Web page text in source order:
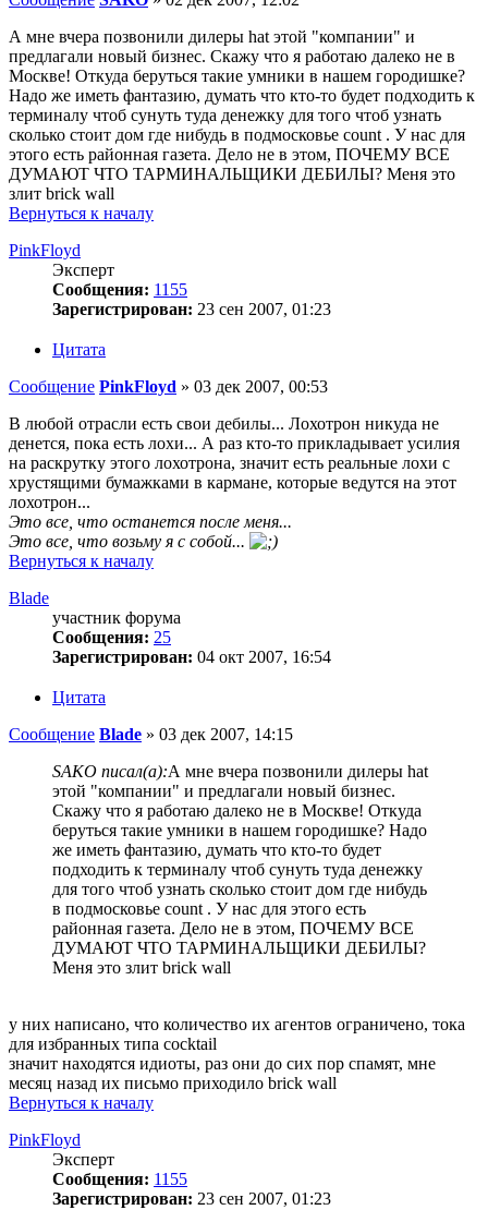
А мне вчера позвонили дилеры hat этой "компании" и
предлагали новый бизнес. Скажу что я работаю далеко не в
Москве! Откуда беруться такие умники в нашем городишке?
Надо же иметь фантазию, думать что кто-то будет подходить к
терминалу чтоб сунуть туда денежку для того чтоб узнать
сколько стоит дом где нибудь в подмосковье count . У нас для
этого есть районная газета. Дело не в этом, ПОЧЕМУ ВСЕ
ДУМАЮТ ЧТО ТАРМИНАЛЬЩИКИ ДЕБИЛЫ? Меня это
злит brick wall
Вернуться к началу
PinkFloyd
Эксперт
Сообщения: 1155
Зарегистрирован: 23 сен 2007, 01:23
Цитата
Сообщение PinkFloyd » 03 дек 2007, 00:53
В любой отрасли есть свои дебилы... Лохотрон никуда не
денется, пока есть лохи... А раз кто-то прикладывает усилия
на раскрутку этого лохотрона, значит есть реальные лохи с
хрустящими бумажками в кармане, которые ведутся на этот
лохотрон...
Это все, что останется после меня...
Это все, что возьму я с собой...
Вернуться к началу
Blade
участник форума
Сообщения: 25
Зарегистрирован: 04 окт 2007, 16:54
Цитата
Сообщение Blade » 03 дек 2007, 14:15
SAKO писал(а):А мне вчера позвонили дилеры hat
этой "компании" и предлагали новый бизнес.
Скажу что я работаю далеко не в Москве! Откуда
беруться такие умники в нашем городишке? Надо
же иметь фантазию, думать что кто-то будет
подходить к терминалу чтоб сунуть туда денежку
для того чтоб узнать сколько стоит дом где нибудь
в подмосковье count . У нас для этого есть
районная газета. Дело не в этом, ПОЧЕМУ ВСЕ
ДУМАЮТ ЧТО ТАРМИНАЛЬЩИКИ ДЕБИЛЫ?
Меня это злит brick wall
у них написано, что количество их агентов ограничено, тока
для избранных типа cocktail
значит находятся идиоты, раз они до сих пор спамят, мне
месяц назад их письмо приходило brick wall
Вернуться к началу
PinkFloyd
Эксперт
Сообщения: 1155
Зарегистрирован: 23 сен 2007, 01:23